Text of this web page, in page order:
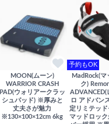
MOON(ムーン)
WARRIOR CRASH
PAD(ウォリアークラッ
シュパッド) ※厚みと
丈夫さが魅力
※130×100×12cm 6kg
予約もOK
MadRock(マ
ク)
ADVANCED(
ロ アドバン
定リミテッ
マッドロック